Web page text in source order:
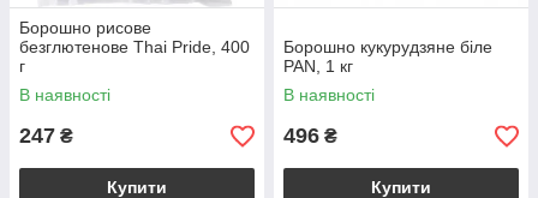
Борошно рисове
безглютенове Thai Pride, 400
г
В наявності
247 ₴
Купити
Борошно кукурудзяне біле
PAN, 1 кг
В наявності
496 ₴
Купити